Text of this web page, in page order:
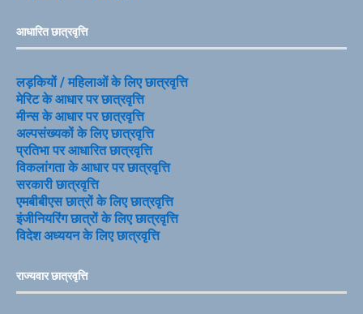
आधारित छात्रवृत्ति
लड़कियों / महिलाओं के लिए छात्रवृत्ति
मेरिट के आधार पर छात्रवृत्ति
मीन्स के आधार पर छात्रवृत्ति
अल्पसंख्यकों के लिए छात्रवृत्ति
प्रतिभा पर आधारित छात्रवृत्ति
विकलांगता के आधार पर छात्रवृत्ति
सरकारी छात्रवृत्ति
एमबीबीएस छात्रों के लिए छात्रवृत्ति
इंजीनियरिंग छात्रों के लिए छात्रवृत्ति
विदेश अध्ययन के लिए छात्रवृत्ति
राज्यवार छात्रवृत्ति